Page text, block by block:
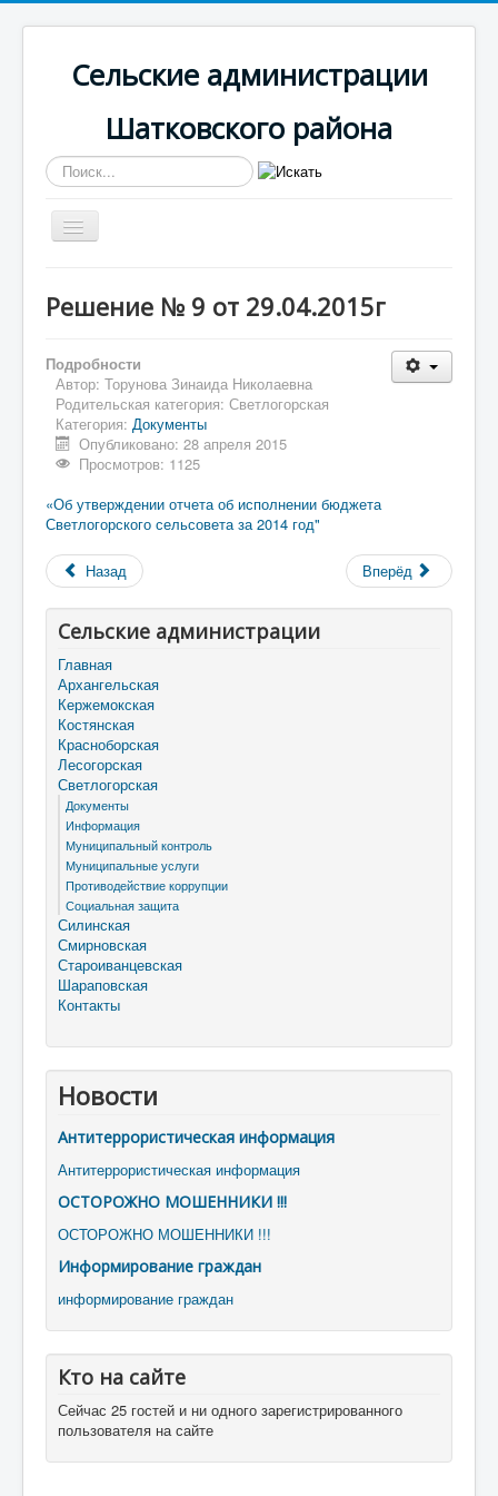
Сельские администрации
Шатковского района
Искать...
Включить/
выключить
Документы
Решение № 9 от 29.04.2015г
Решение № 9 от 29.04.2015г
Подробности
Автор: Торунова Зинаида Николаевна
Родительская категория: Светлогорская
Категория: Документы
Опубликовано: 28 апреля 2015
Просмотров: 1125
«Об утверждении отчета об исполнении бюджета
Светлогорского сельсовета за 2014 год"
Назад Вперёд
Сельские администрации
Главная
Архангельская
Кержемокская
Костянская
Красноборская
Лесогорская
Светлогорская
Документы
Информация
Муниципальный контроль
Муниципальные услуги
Противодействие коррупции
Социальная защита
Силинская
Смирновская
Староиванцевская
Шараповская
Контакты
Новости
Антитеррористическая информация
Антитеррористическая информация
ОСТОРОЖНО МОШЕННИКИ !!!
ОСТОРОЖНО МОШЕННИКИ !!!
Информирование граждан
информирование граждан
Кто на сайте
Сейчас 25 гостей и ни одного зарегистрированного
пользователя на сайте